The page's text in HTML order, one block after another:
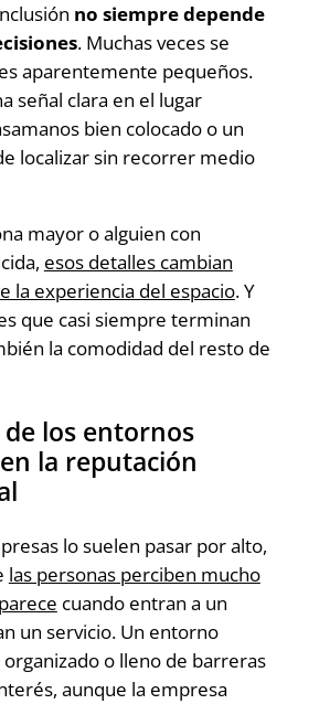
no siempre depende
. Muchas veces se
aparentemente pequeños.
señal clara en el lugar
bien colocado o un
localizar sin recorrer medio
mayor o alguien con
esos detalles cambian
la experiencia del espacio. Y
que casi siempre terminan
la comodidad del resto de
los entornos
la reputación
lo suelen pasar por alto,
las personas perciben mucho
cuando entran a un
un servicio. Un entorno
o lleno de barreras
aunque la empresa